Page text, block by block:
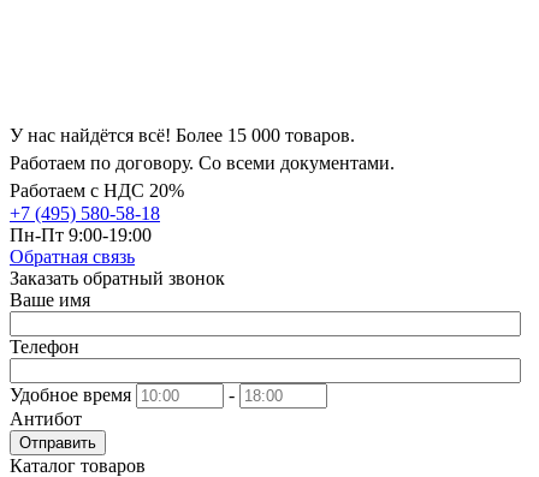
У нас найдётся всё! Более 15 000 товаров.
Работаем по договору. Со всеми документами.
Работаем с НДС 20%
+7 (495) 580-58-18
Пн-Пт 9:00-19:00
Обратная связь
Заказать обратный звонок
Ваше имя
Телефон
Удобное время
-
Антибот
Отправить
Каталог товаров